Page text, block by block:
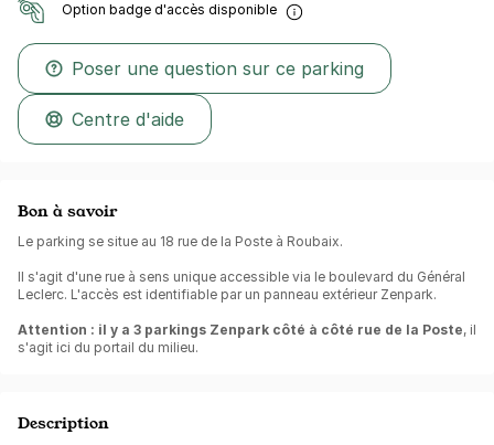
Option badge d'accès disponible
Poser une question sur ce parking
Centre d'aide
Bon à savoir
Le parking se situe au 18 rue de la Poste à Roubaix.
Il s'agit d'une rue à sens unique accessible via le boulevard du Général
Leclerc. L'accès est identifiable par un panneau extérieur Zenpark.
Attention : il y a 3 parkings Zenpark côté à côté rue de la Poste, il
s'agit ici du portail du milieu.
Description